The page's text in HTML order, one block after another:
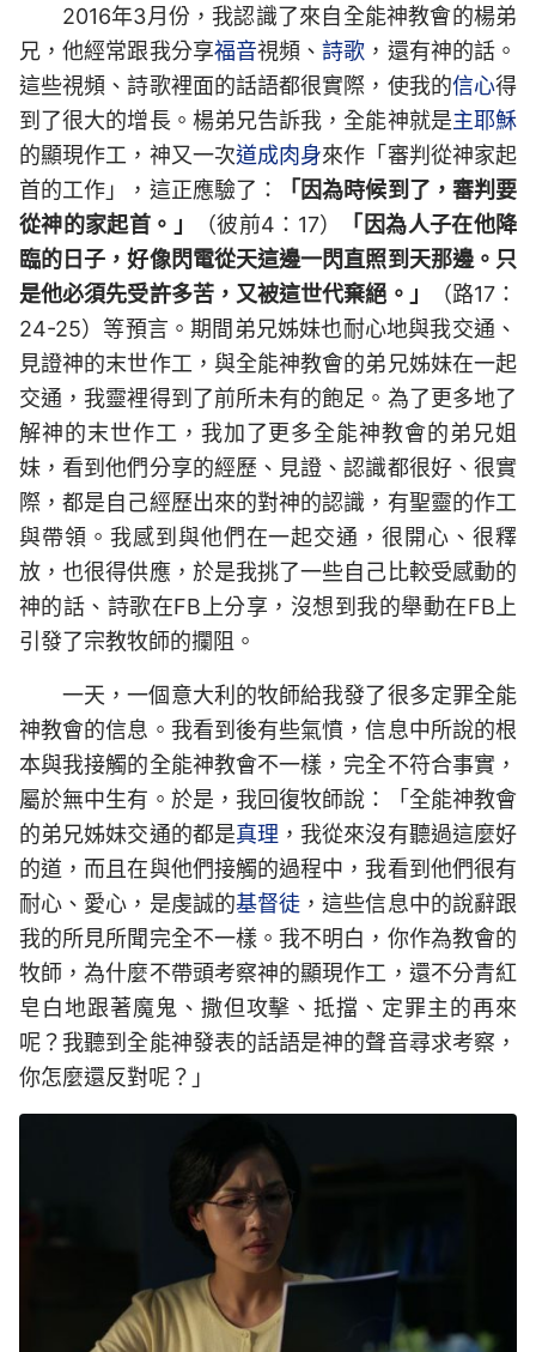
2016年3月份，我認識了來自全能神教會的楊弟
兄，他經常跟我分享福音視頻、詩歌 ，還有神的話。
這些視頻、詩歌裡面的話語都很實際，使我的信心得
到了很大的增長。楊弟兄告訴我，全能神就是主耶穌
的顯現作工，神又一次道成肉身來作「審判從神家起
首的工作」，這正應驗了：
「因為時候到了，審判要
從神的家起首。」
（彼前4：17）
「因為人子在他降
臨的日子，好像閃電從天這邊一閃直照到天那邊。只
是他必須先受許多苦，又被這世代棄絕。」
（路17：
24-25）等預言。期間弟兄姊妹也耐心地與我交通、
見證神的末世作工，與全能神教會的弟兄姊妹在一起
交通，我靈裡得到了前所未有的飽足。為了更多地了
解神的末世作工，我加了更多全能神教會的弟兄姐
妹，看到他們分享的經歷、見證、認識都很好、很實
際，都是自己經歷出來的對神的認識，有聖靈的作工
與帶領。我感到與他們在一起交通，很開心、很釋
放，也很得供應，於是我挑了一些自己比較受感動的
神的話、詩歌在FB上分享，沒想到我的舉動在FB上
引發了宗教牧師的攔阻。
一天，一個意大利的牧師給我發了很多定罪全能
神教會的信息。我看到後有些氣憤，信息中所說的根
本與我接觸的全能神教會不一樣，完全不符合事實，
屬於無中生有。於是，我回復牧師說：「全能神教會
的弟兄姊妹交通的都是真理 ，我從來沒有聽過這麼好
的道，而且在與他們接觸的過程中，我看到他們很有
耐心、愛心，是虔誠的基督徒 ，這些信息中的說辭跟
我的所見所聞完全不一樣。我不明白，你作為教會的
牧師，為什麼不帶頭考察神的顯現作工，還不分青紅
皂白地跟著魔鬼、撒但攻擊、抵擋、定罪主的再來
呢？我聽到全能神發表的話語是神的聲音尋求考察，
你怎麼還反對呢？」